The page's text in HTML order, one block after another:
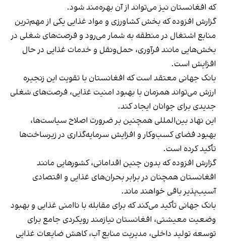
که افغانستان نیز می‌تواند از آن بهره‌مند شود.
گزارش افزوده که بخش کشاورزی و مواد غذایی یکی از مهم‌ترین
منابع اشتغال در منطقه به شمار می‌رود و فرصت‌های شغلی در
بخش‌هایی مانند فرآوری، حمل‌ونقل و خدمات غذایی در حال
افزایش است.
بانک جهانی معتقد است که افغانستان با تقویت این زنجیره
ارزش می‌تواند همزمان با بهبود امنیت غذایی، فرصت‌های شغلی
جدیدی برای جوانان ایجاد کند.
این نهاد بین‌المللی همچنین بر ضرورت اصلاح سیاست‌ها،
بهبود فضای کسب‌وکار و افزایش سرمایه‌گذاری در زیرساخت‌ها
تأکید کرده است.
گزارش افزوده که بدون چنین اقداماتی، کشورهایی مانند
افغانستان همچنان در برابر بحران‌های غذایی و اقتصادی
آسیب‌پذیر باقی خواهند ماند.
بانک جهانی تأکید می‌کند که برای مقابله با ناامنی غذایی و بهبود
وضعیت معیشتی، افغانستان نیازمند رویکردی جامع برای
توسعه تولید داخلی، مدیریت منابع آب، کاهش ضایعات غذایی